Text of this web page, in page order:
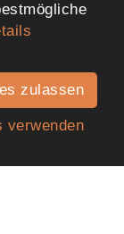
zulassen
verwenden